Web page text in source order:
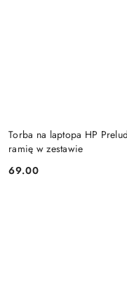
Torba na laptopa HP
ramię w zestawie
Cena:
69.00